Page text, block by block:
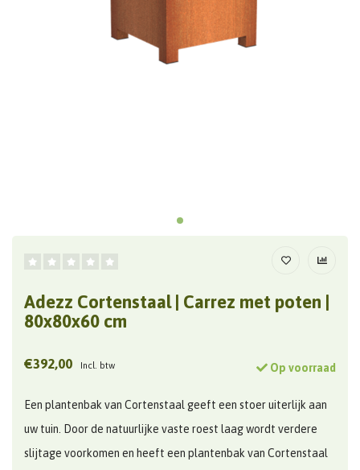
Adezz Cortenstaal | Carrez met poten |
80x80x60 cm
€392,00 Incl. btw Op voorraad
Een plantenbak van Cortenstaal geeft een stoer uiterlijk aan
uw tuin. Door de natuurlijke vaste roest laag wordt verdere
slijtage voorkomen en heeft een plantenbak van Cortenstaal